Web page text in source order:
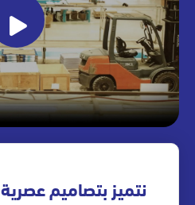
نتميز بتصاميم عصرية